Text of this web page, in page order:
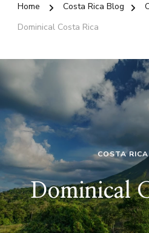
Home Costa Rica Blog
Dominical Costa Rica
COSTA
Dominical